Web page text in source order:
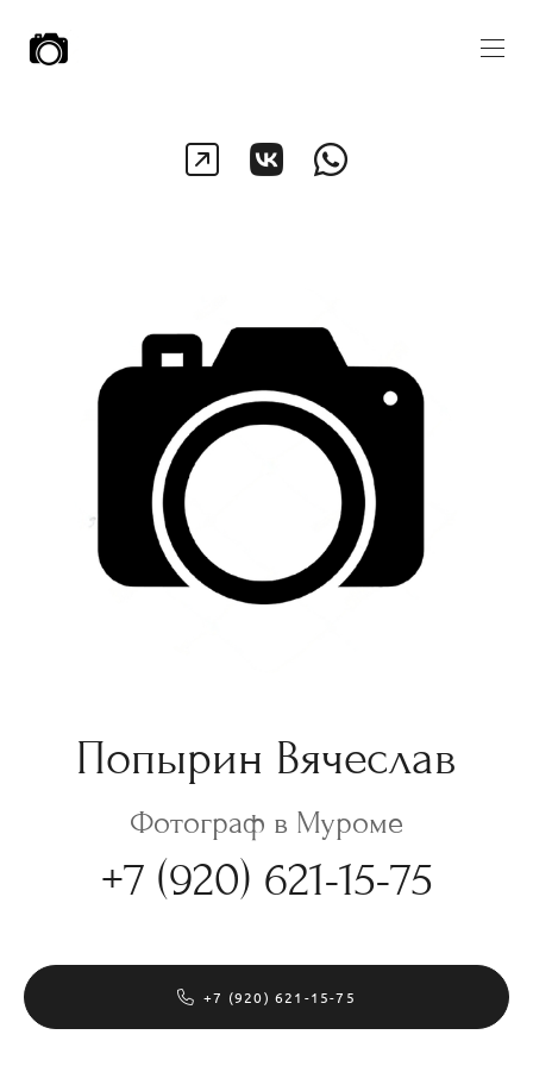
Попырин Вячеслав
Фотограф в Муроме
+7 (920) 621-15-75
+7 (920) 621-15-75